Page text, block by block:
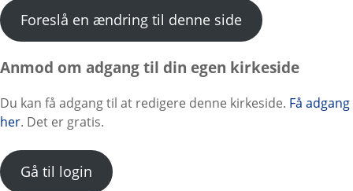
Foreslå en ændring til denne side
Anmod om adgang til din egen kirkeside
Du kan få adgang til at redigere denne kirkeside. Få adgang
her. Det er gratis.
Gå til login